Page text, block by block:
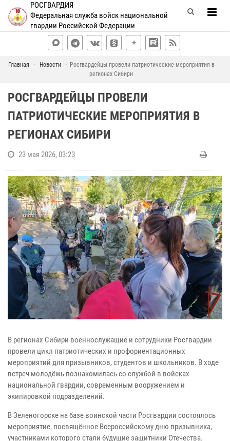
РОСГВАРДИЯ
Федеральная служба войск национальной
гвардии Российской Федерации
Главная Новости
Росгвардейцы провели патриотические мероприятия в
регионах Сибири
РОСГВАРДЕЙЦЫ ПРОВЕЛИ
ПАТРИОТИЧЕСКИЕ МЕРОПРИЯТИЯ В
РЕГИОНАХ СИБИРИ
23 мая 2026, 03:23
В регионах Сибири военнослужащие и сотрудники Росгвардии
провели цикл патриотических и профориентационных
мероприятий для призывников, студентов и школьников. В ходе
встреч молодёжь познакомилась со службой в войсках
национальной гвардии, современным вооружением и
экипировкой подразделений.
В Зеленогорске на базе воинской части Росгвардии состоялось
мероприятие, посвящённое Всероссийскому дню призывника,
участниками которого стали будущие защитники Отечества.